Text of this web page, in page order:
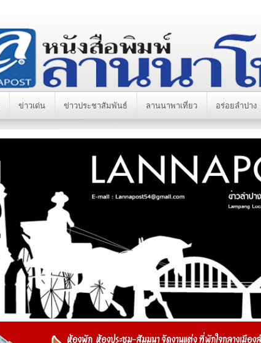
ข่าวเด่น ข่าวประชาสัมพันธ์ ลานนาพาเที่ยว อร่อยลำปาง